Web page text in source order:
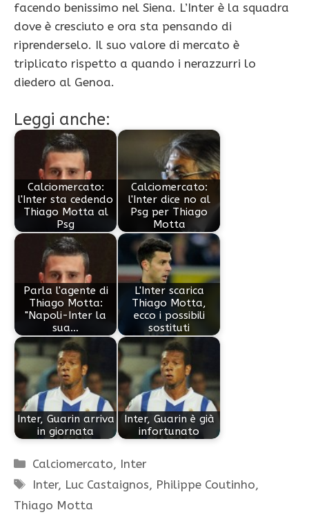
facendo benissimo nel Siena. L’Inter è la squadra
dove è cresciuto e ora sta pensando di
riprenderselo. Il suo valore di mercato è
triplicato rispetto a quando i nerazzurri lo
diedero al Genoa.
Leggi anche:
Calciomercato:
l'Inter sta cedendo
Thiago Motta al
Psg
Calciomercato:
l'Inter dice no al
Psg per Thiago
Motta
Parla l'agente di
Thiago Motta:
"Napoli-Inter la
sua…
L'Inter scarica
Thiago Motta,
ecco i possibili
sostituti
Inter, Guarin arriva
in giornata
Inter, Guarin è già
infortunato
Categorie
Calciomercato, Inter
Tag
Inter, Luc Castaignos, Philippe Coutinho,
Thiago Motta